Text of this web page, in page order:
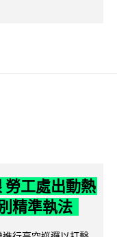
勞工處出動熱
精準執法